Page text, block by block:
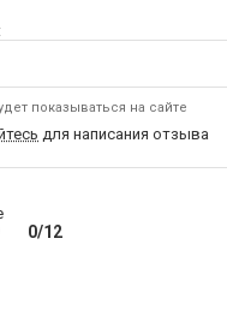
показываться на сайте
для написания отзыва
0/12